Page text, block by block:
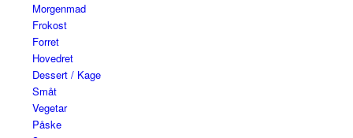
Morgenmad
Frokost
Forret
Hovedret
Dessert / Kage
Småt
Vegetar
Påske